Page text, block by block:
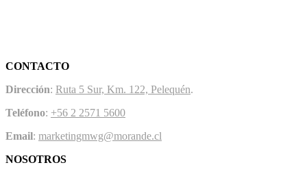
CONTACTO
Dirección: Ruta 5 Sur, Km. 122, Pelequén.
Teléfono: +56 2 2571 5600
Email: marketingmwg@morande.cl
NOSOTROS